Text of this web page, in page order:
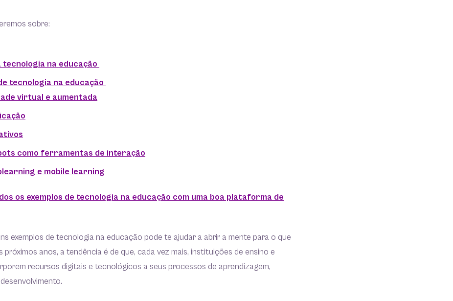
sobre:
tecnologia na educação
tecnologia na educação
virtual e aumentada
como ferramentas de interação
e mobile learning
os exemplos de tecnologia na educação com uma boa plataforma de
exemplos de tecnologia na educação pode te ajudar a abrir a mente para o que
próximos anos, a tendência é de que, cada vez mais, instituições de ensino e
recursos digitais e tecnológicos a seus processos de aprendizagem,